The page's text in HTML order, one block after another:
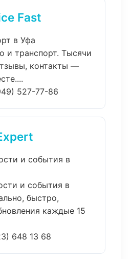
Fast
в Уфа
и транспорт. Тысячи
контакты —
527-77-86
и события в
и события в
быстро,
каждые 15
648 13 68